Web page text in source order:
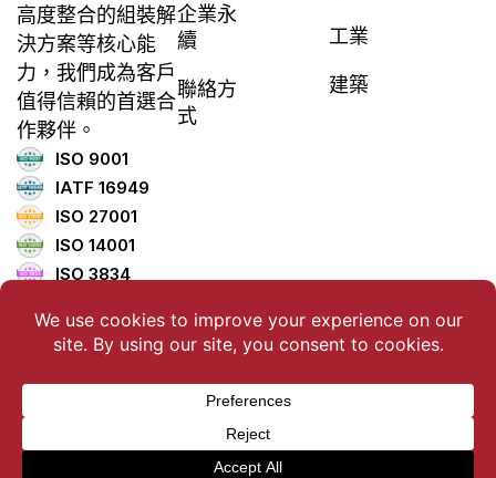
高度整合的組裝解
決方案等核心能
力，我們成為客戶
值得信賴的首選合
作夥伴。
ISO 9001
IATF 16949
ISO 27001
ISO 14001
ISO 3834
ISO 5001
TISAX
企業永
續
聯絡方
式
工業
建築
版權所有 ©2025 聯德控股有限公司版權所有。